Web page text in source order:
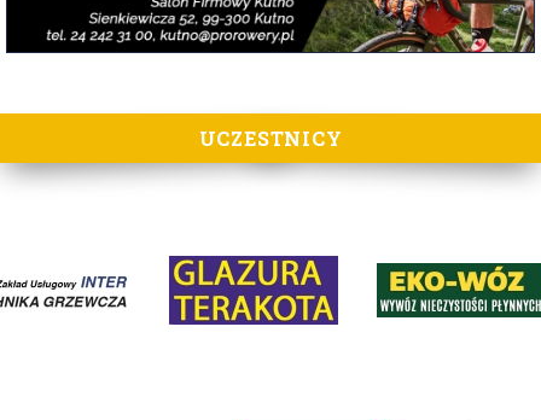
UCZESTNICY